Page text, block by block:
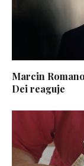
Marcin
Dei reaguje